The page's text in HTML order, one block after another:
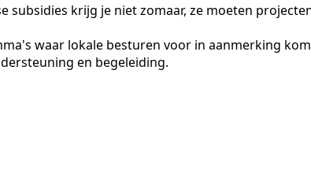
krijg je niet zomaar, ze moeten
waar lokale besturen voor in aanmerking
en begeleiding.